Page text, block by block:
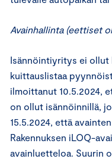
Avainhallinta (eettiset
Isännöintiyritys ei
kuittauslistaa
ilmoittanut 10.5.2024,
on ollut isännöinnillä,
15.5.2024, että
Rakennuksen iLOQ-
avainluetteloa. Suurin